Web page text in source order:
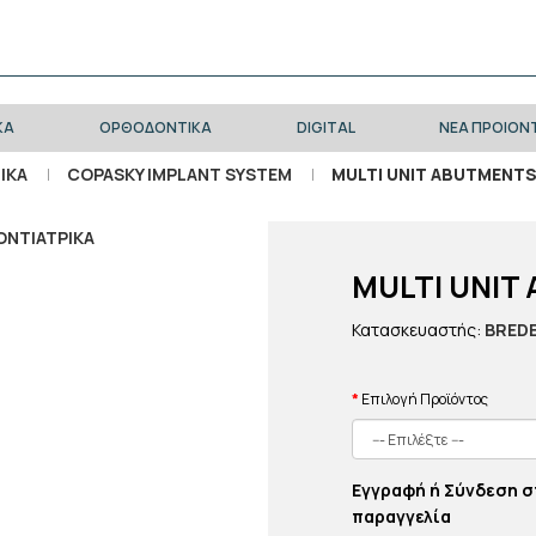
ΟΡΘΟΔΟΝΤΙΚΑ DIGITAL ΝΕΑ
COPASKY IMPLANT SYSTEM MULTI UNIT
MULTI UNIT
Κατασκευαστής:
Επιλογή Προϊόντος
Εγγραφή ή Σύνδεση
παραγγελία